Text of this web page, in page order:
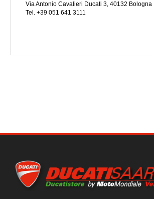
Via Antonio Cavalieri Ducati 3, 40132 Bologna
Tel. +39 051 641 3111